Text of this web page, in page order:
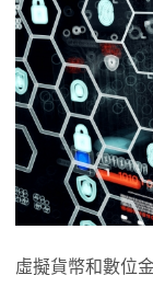
虛擬貨幣和數位